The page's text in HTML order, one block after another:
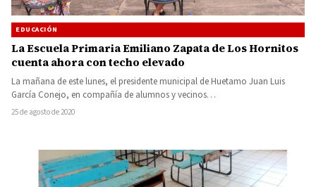
EDUCACIÓN
La Escuela Primaria Emiliano Zapata de Los Hornitos
cuenta ahora con techo elevado
La mañana de este lunes, el presidente municipal de Huetamo Juan Luis
García Conejo, en compañía de alumnos y vecinos…
25 de agosto de 2020